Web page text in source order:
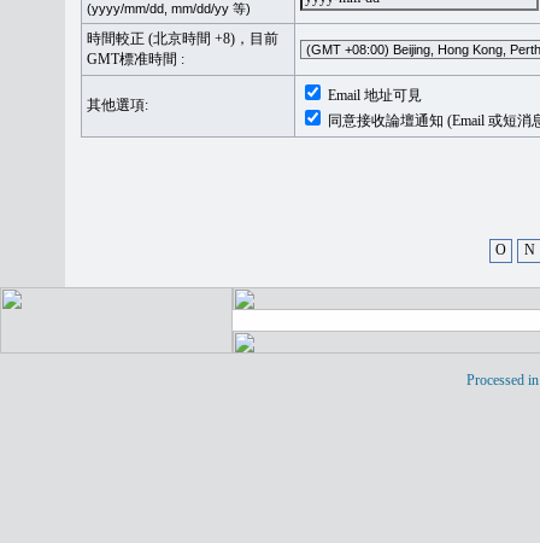
(yyyy/mm/dd, mm/dd/yy 等)
時間較正 (北京時間 +8)，目前
GMT標准時間 :
其他選項:
Email 地址可見
同意接收論壇通知 (Email 或短消
O N
Processed